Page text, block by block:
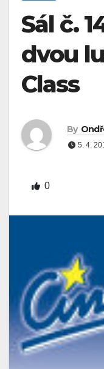
Sál č.
dvou
Class
By
5. 4.
0